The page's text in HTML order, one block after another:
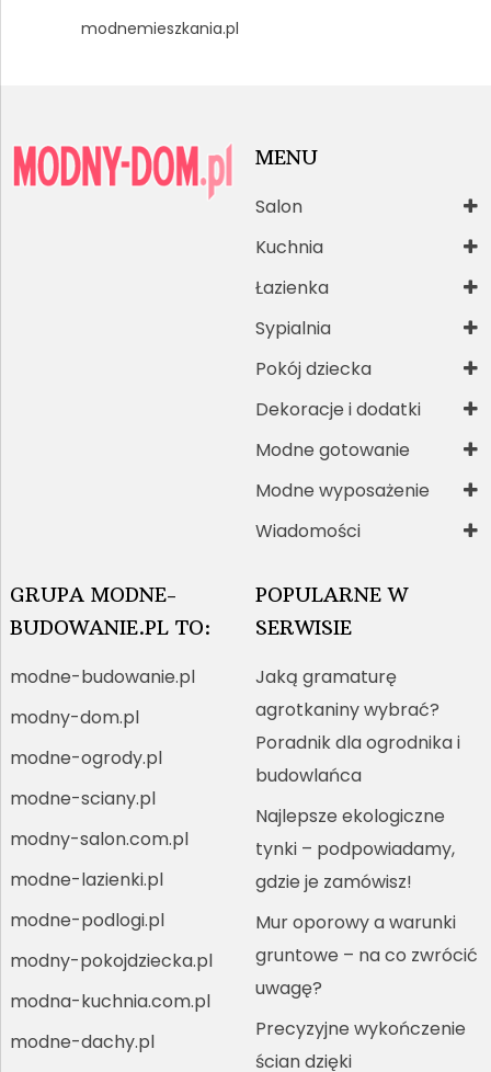
modnemieszkania.pl
MENU
Salon
Kuchnia
Łazienka
Sypialnia
Pokój dziecka
Dekoracje i dodatki
Modne gotowanie
Modne wyposażenie
Wiadomości
GRUPA MODNE-
BUDOWANIE.PL TO:
modne-budowanie.pl
modny-dom.pl
modne-ogrody.pl
modne-sciany.pl
modny-salon.com.pl
modne-lazienki.pl
modne-podlogi.pl
modny-pokojdziecka.pl
modna-kuchnia.com.pl
modne-dachy.pl
POPULARNE W
SERWISIE
Jaką gramaturę
agrotkaniny wybrać?
Poradnik dla ogrodnika i
budowlańca
Najlepsze ekologiczne
tynki – podpowiadamy,
gdzie je zamówisz!
Mur oporowy a warunki
gruntowe – na co zwrócić
uwagę?
Precyzyjne wykończenie
ścian dzięki